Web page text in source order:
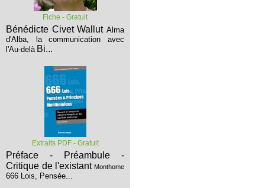
Fiche - Gratuit
Bénédicte Civet Wallut Alma
d'Alba, la communication avec
l'Au-delà Bi...
Extraits PDF - Gratuit
Préface - Préambule -
Critique de l'existant Monthome
666 Lois, Pensée...